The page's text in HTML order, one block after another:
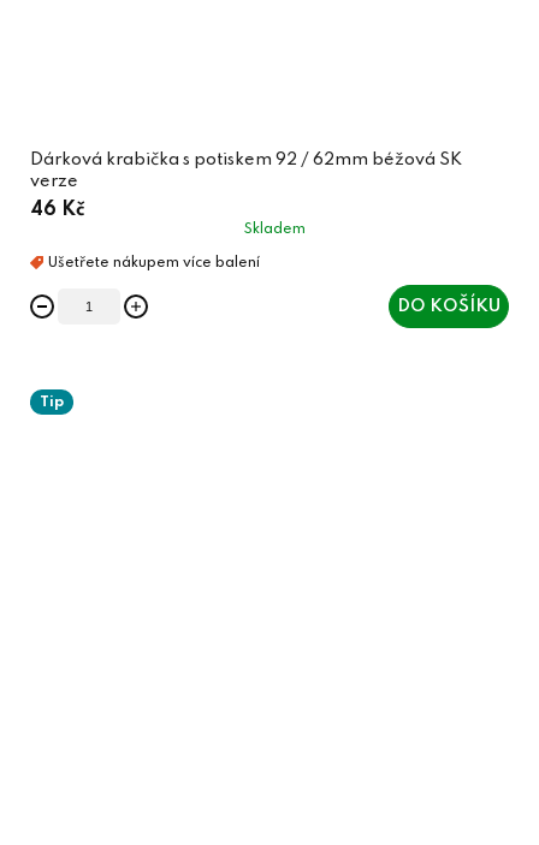
Dárková krabička s potiskem 92 / 62mm béžová SK
verze
46 Kč
Skladem
DO KOŠÍKU
Tip